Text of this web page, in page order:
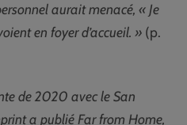
aurait menacé, « Je
en foyer d’accueil. » (p.
de 2020 avec le San
a publié Far from Home,